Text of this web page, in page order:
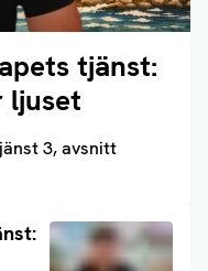
tjänst:
ljuset
3, avsnitt